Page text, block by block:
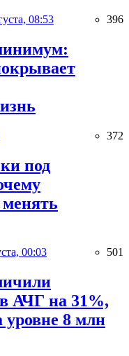
08:53 396
372
под
00:03 501
АЧГ на 31%,
уровне 8 млн